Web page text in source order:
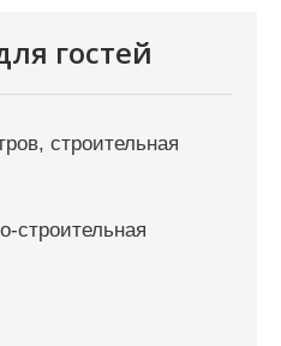
гостей
строительная
строительная